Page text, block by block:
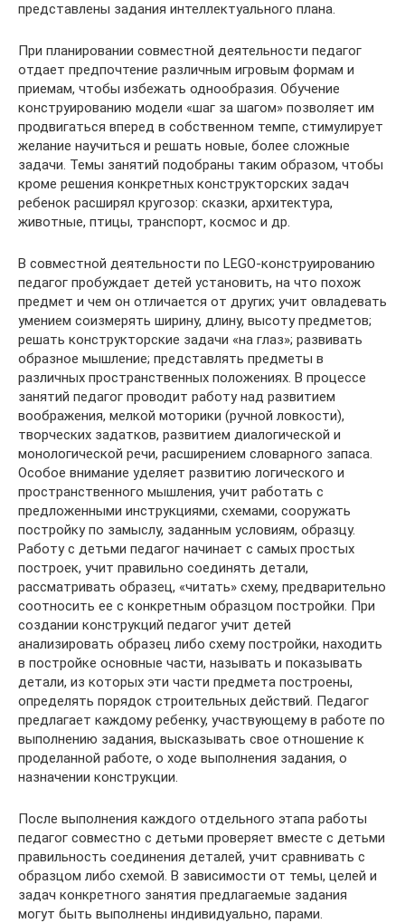
представлены задания интеллектуального плана.
При планировании совместной деятельности педагог
отдает предпочтение различным игровым формам и
приемам, чтобы избежать однообразия. Обучение
конструированию модели «шаг за шагом» позволяет им
продвигаться вперед в собственном темпе, стимулирует
желание научиться и решать новые, более сложные
задачи. Темы занятий подобраны таким образом, чтобы
кроме решения конкретных конструкторских задач
ребенок расширял кругозор: сказки, архитектура,
животные, птицы, транспорт, космос и др.
В совместной деятельности по LEGO-конструированию
педагог пробуждает детей установить, на что похож
предмет и чем он отличается от других; учит овладевать
умением соизмерять ширину, длину, высоту предметов;
решать конструкторские задачи «на глаз»; развивать
образное мышление; представлять предметы в
различных пространственных положениях. В процессе
занятий педагог проводит работу над развитием
воображения, мелкой моторики (ручной ловкости),
творческих задатков, развитием диалогической и
монологической речи, расширением словарного запаса.
Особое внимание уделяет развитию логического и
пространственного мышления, учит работать с
предложенными инструкциями, схемами, сооружать
постройку по замыслу, заданным условиям, образцу.
Работу с детьми педагог начинает с самых простых
построек, учит правильно соединять детали,
рассматривать образец, «читать» схему, предварительно
соотносить ее с конкретным образцом постройки. При
создании конструкций педагог учит детей
анализировать образец либо схему постройки, находить
в постройке основные части, называть и показывать
детали, из которых эти части предмета построены,
определять порядок строительных действий. Педагог
предлагает каждому ребенку, участвующему в работе по
выполнению задания, высказывать свое отношение к
проделанной работе, о ходе выполнения задания, о
назначении конструкции.
После выполнения каждого отдельного этапа работы
педагог совместно с детьми проверяет вместе с детьми
правильность соединения деталей, учит сравнивать с
образцом либо схемой. В зависимости от темы, целей и
задач конкретного занятия предлагаемые задания
могут быть выполнены индивидуально, парами.